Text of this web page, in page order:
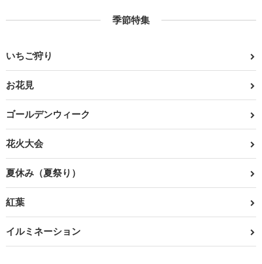
季節特集
いちご狩り
お花見
ゴールデンウィーク
花火大会
夏休み（夏祭り）
紅葉
イルミネーション